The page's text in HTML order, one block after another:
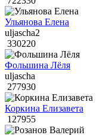
Ульянова Елена
uljascha2
330220
Фольшина Лёля
uljascha
277930
Коркина Елизавета
127955